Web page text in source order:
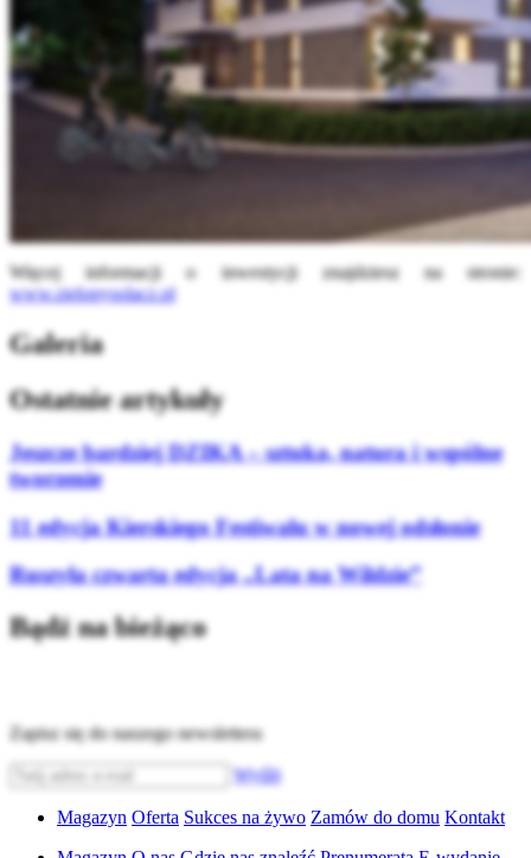
Więcej informacji o inwestycji znajdziesz na stronie:
www.zielonysolacz.pl
Galeria
Ostatnie artykuły
Jeszcze bardziej DZIKA – sztuka, natura i wspólne
tworzenie
11 edycja Kierskiego Festiwalu w nowej odsłonie
Ruszyła czwarta edycja „Lata na Wildzie”
Bądź na bieżąco
Zapisz się do naszego newslettera
Wyślij
Magazyn Oferta Sukces na żywo Zamów do domu Kontakt